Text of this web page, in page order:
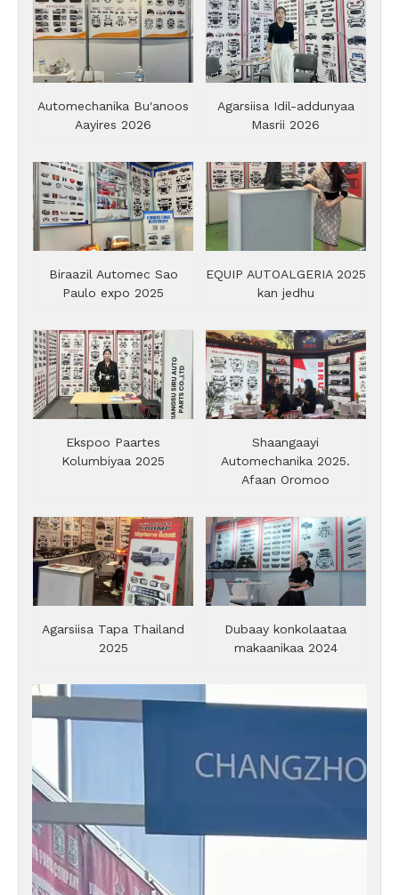
Automechanika Bu'anoos
Aayires 2026
Agarsiisa Idil-addunyaa
Masrii 2026
Biraazil Automec Sao
Paulo expo 2025
EQUIP AUTOALGERIA 2025
kan jedhu
Ekspoo Paartes
Kolumbiyaa 2025
Shaangaayi
Automechanika 2025.
Afaan Oromoo
Agarsiisa Tapa Thailand
2025
Dubaay konkolaataa
makaanikaa 2024